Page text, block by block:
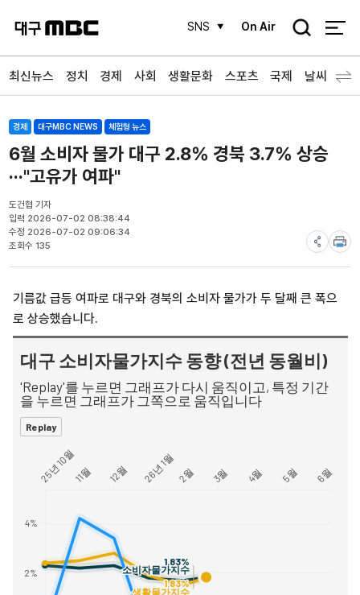
SNS On Air
검
최신뉴스 정치 경제 사회 생활문화 스포츠 국제 날씨
경제 대구MBC NEWS 체험형 뉴스
6월 소비자 물가 대구 2.8% 경북 3.7% 상승
···"고유가 여파"
도건협 기자
입력 2026-07-02 08:38:44
수정 2026-07-02 09:06:34
조회수 135
기름값 급등 여파로 대구와 경북의 소비자 물가가 두 달째 큰 폭으
로 상승했습니다.